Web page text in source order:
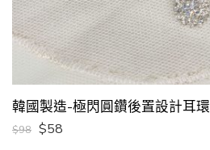
韓國製造-極閃圓鑽後置設計耳環
$98 $58